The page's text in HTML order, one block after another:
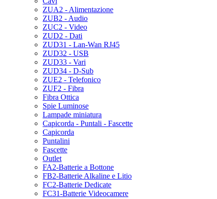
ZUA2 - Alimentazione
ZUB2 - Audio
ZUC2 - Video
ZUD2 - Dati
ZUD31 - Lan-Wan RJ45
ZUD32 - USB
ZUD33 - Vari
ZUD34 - D-Sub
ZUE2 - Telefonico
ZUF2 - Fibra
Fibra Ottica
Spie Luminose
Lampade miniatura
Capicorda - Puntali - Fascette
Capicorda
Puntalini
Fascette
Outlet
FA2-Batterie a Bottone
FB2-Batterie Alkaline e Litio
FC2-Batterie Dedicate
FC31-Batterie Videocamere